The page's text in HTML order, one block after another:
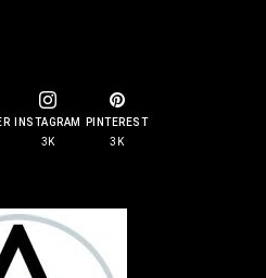
INSTAGRAM
3K
PINTEREST
3K